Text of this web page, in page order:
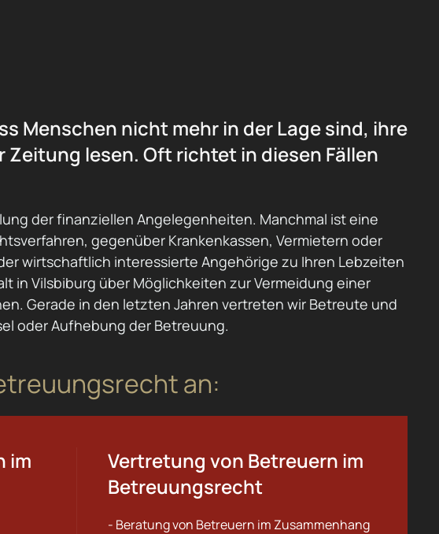
Menschen nicht mehr in der Lage sind, ihre
lesen. Oft richtet in diesen Fällen
der finanziellen Angelegenheiten. Manchmal ist eine
gegenüber Krankenkassen, Vermietern oder
wirtschaftlich interessierte Angehörige zu Ihren Lebzeiten
in Vilsbiburg über Möglichkeiten zur Vermeidung einer
Gerade in den letzten Jahren vertreten wir Betreute und
oder Aufhebung der Betreuung.
an:
im
Vertretung von Betreuern im
Betreuungsrecht
- Beratung von Betreuern im Zusammenhang